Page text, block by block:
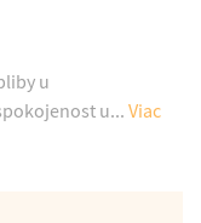
u
u...Viac